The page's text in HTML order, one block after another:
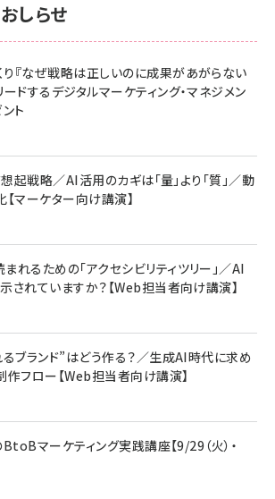
しらせ
『なぜ戦略は正しいのに成果があがらない
ドするデジタルマーケティング・マネジメン
ト
起戦略／AI活用のカギは「量」より「質」／動
マーケター向け講演】
れるための「アクセシビリティツリー」／AI
されていますか？【Web担当者向け講演】
ブランド”はどう作る？／生成AI時代に求め
フロー【Web担当者向け講演】
マーケティング実践講座【9/29（火）・